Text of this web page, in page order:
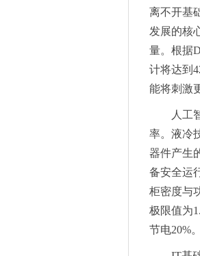
离不开基
发展的核
量。根据
计将达到
能将刺激
人工
率。液冷
器件产生
备安全运
柜密度与
极限值为
节电20%。